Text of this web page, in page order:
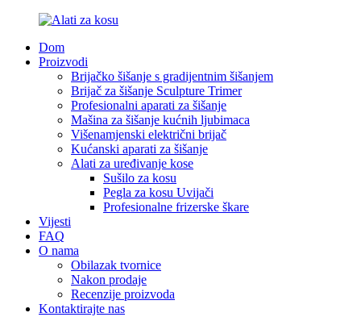
Dom
Proizvodi
Brijačko šišanje s gradijentnim šišanjem
Brijač za šišanje Sculpture Trimer
Profesionalni aparati za šišanje
Mašina za šišanje kućnih ljubimaca
Višenamjenski električni brijač
Kućanski aparati za šišanje
Alati za uređivanje kose
Sušilo za kosu
Pegla za kosu Uvijači
Profesionalne frizerske škare
Vijesti
FAQ
O nama
Obilazak tvornice
Nakon prodaje
Recenzije proizvoda
Kontaktirajte nas